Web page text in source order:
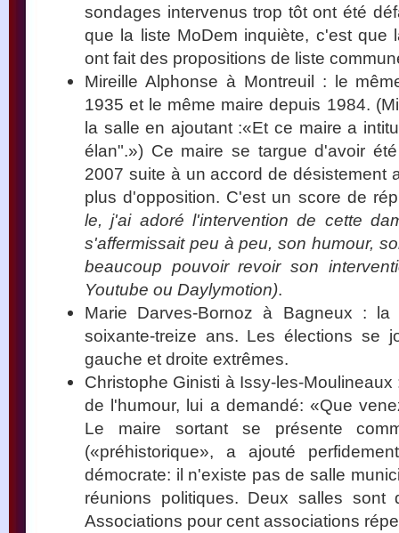
sondages intervenus trop tôt ont été
que la liste MoDem inquiète, c'est que
ont fait des propositions de liste
Mireille Alphonse à Montreuil : le
1935 et le même maire depuis 1984.
la salle en ajoutant :«Et ce maire a
élan".») Ce maire se targue d'avoir
2007 suite à un accord de désistement
plus d'opposition. C'est un score de
le, j'ai adoré l'intervention de cette
s'affermissait peu à peu, son humour,
beaucoup pouvoir revoir son
Youtube ou Daylymotion).
Marie Darves-Bornoz à Bagneux :
soixante-treize ans. Les élections se
gauche et droite extrêmes.
Christophe Ginisti à Issy-les-
de l'humour, lui a demandé: «Que
Le maire sortant se présente
(«préhistorique», a ajouté
démocrate: il n'existe pas de salle
réunions politiques. Deux salles
Associations pour cent associations